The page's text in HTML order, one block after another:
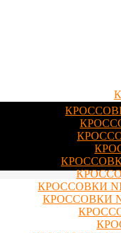
КРОССОВКИ
КРОССОВКИ